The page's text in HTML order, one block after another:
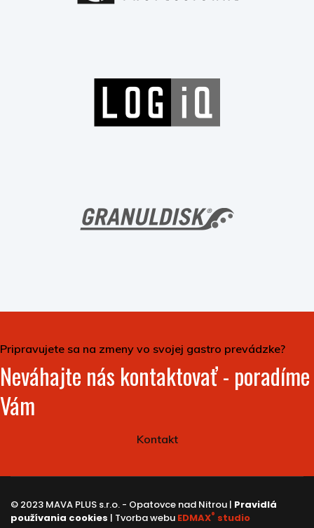
Pripravujete sa na zmeny vo svojej gastro prevádzke?
Neváhajte nás kontaktovať - poradíme
Vám
Kontakt
© 2023 MAVA PLUS s.r.o. - Opatovce nad Nitrou | Pravidlá
používania cookies | Tvorba webu EDMAX® studio